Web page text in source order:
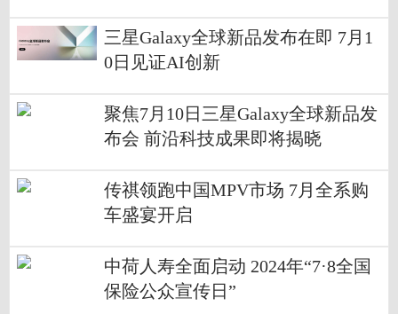
三星Galaxy全球新品发布在即 7月1
0日见证AI创新
聚焦7月10日三星Galaxy全球新品发
布会 前沿科技成果即将揭晓
传祺领跑中国MPV市场 7月全系购
车盛宴开启
中荷人寿全面启动 2024年“7·8全国
保险公众宣传日”